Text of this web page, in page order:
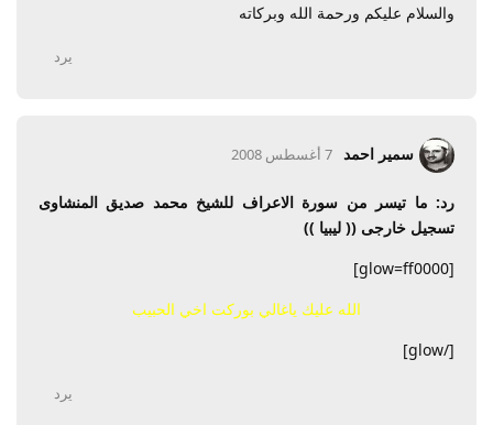
والسلام عليكم ورحمة الله وبركاته
يرد
سمير احمد 7 أغسطس 2008
رد: ما تيسر من سورة الاعراف للشيخ محمد صديق المنشاوى
تسجيل خارجى (( ليبيا ))
[glow=ff0000]
الله عليك ياغالي بوركت اخي الحبيب
[/glow]
يرد